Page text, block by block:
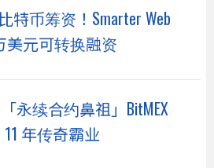
特币筹资！Smarter Web
美元可转换融资
永续合约鼻祖」BitMEX
年传奇霸业